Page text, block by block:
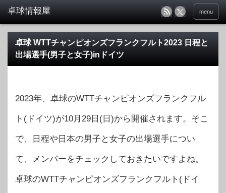
menu
卓球 WTTチャンピオンズフランクフルト2023 日程と
出場選手(男子と女子)inドイツ
2023年、卓球のWTTチャンピオンズフランクフル
ト(ドイツ)が10月29日(日)から開催されます。そこ
で、日程や日本の男子と女子の出場選手につい
て、メンバーをチェックしておきたいですよね。
卓球のWTTチャンピオンズフランクフルト(ドイ